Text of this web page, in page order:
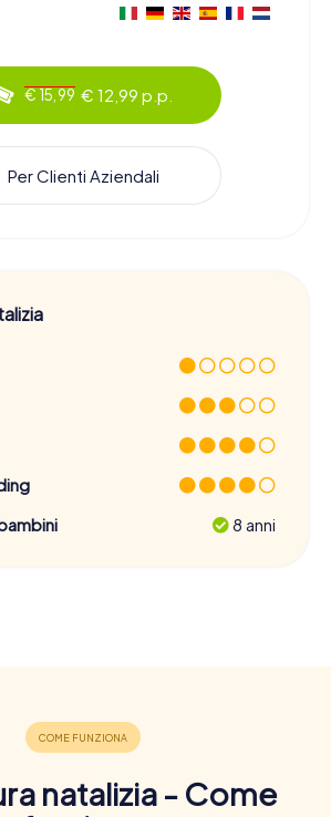
€ 15,99 € 12,99 p.p.
Per Clienti Aziendali
8 anni
natalizia - Come